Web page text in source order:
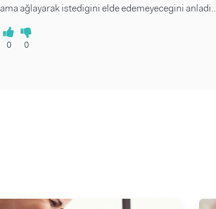
ama ağlayarak istedigini elde edemeyecegini anladi..
0 0